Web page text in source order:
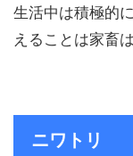
生活中は積極的
えることは家畜
ニワトリ